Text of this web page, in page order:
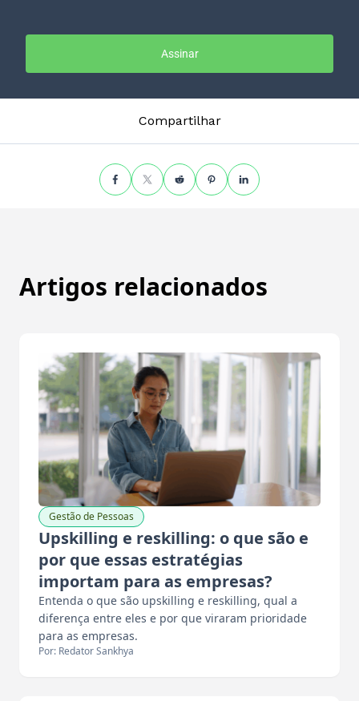
Assinar
Compartilhar
Artigos relacionados
Gestão de Pessoas
Upskilling e reskilling: o que são e
por que essas estratégias
importam para as empresas?
Entenda o que são upskilling e reskilling, qual a
diferença entre eles e por que viraram prioridade
para as empresas.
Por: Redator Sankhya